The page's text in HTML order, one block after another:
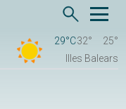
29°C32°
25°
Illes Balears